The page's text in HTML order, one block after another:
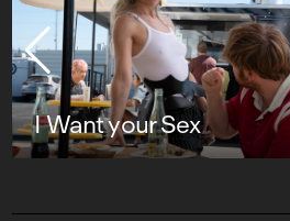
I Want your Sex